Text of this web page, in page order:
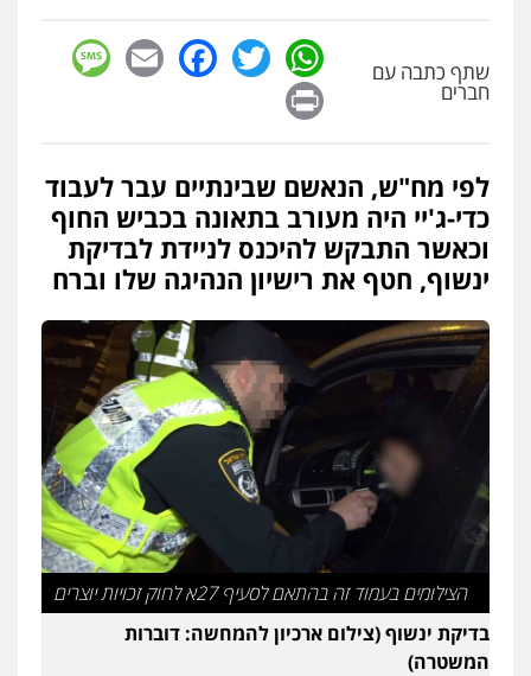
אברהם שהבזי – משרד עורכי דין
כלכלי
עו"ד דרוויש נאשף
פלילי פשיעה חמורה זכויות אדם
0527448141
עו"ד מוחמד סביחאת
פלילי תעבורה פשיעה כלכלית
0525077716
סלימאן אבו שעירה – משרד עורכי דין
פלילי בטחוני צבאי
0547780927
דוד אפרים משרד עורכי דין
פלילי צווארון לבן מס הכנסה מע"מ
שתף כתבה עם
חברים
WhatsApp
Twitter
Facebook
Email
לפי מח"ש, הנאשם שבינתיים עבר לעבוד
כדי-ג'יי היה מעורב בתאונה בכביש החוף
וכאשר התבקש להיכנס לניידת לבדיקת
ינשוף, חטף את רישיון הנהיגה שלו וברח
הצילומים בעמוד זה בהתאם לסעיף 27א לחוק זכויות יוצרים
בדיקת ינשוף (צילום ארכיון להמחשה: דוברות
המשטרה)